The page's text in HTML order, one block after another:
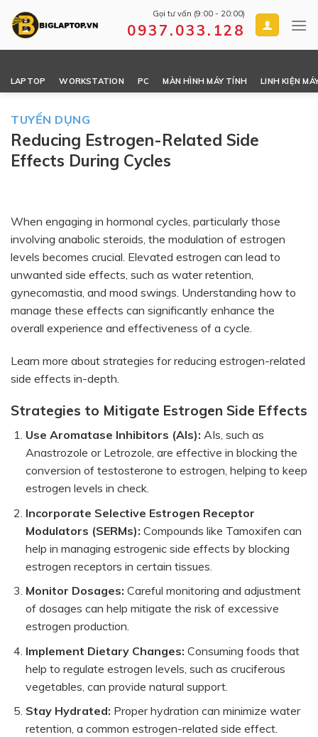
Gọi tư vấn (9:00 - 20:00)
0937.033.128
LAPTOP WORKSTATION PC MÀN HÌNH MÁY TÍNH LINH KIỆN
TUYỂN DỤNG
Reducing Estrogen-Related Side
Effects During Cycles
When engaging in hormonal cycles, particularly those
involving anabolic steroids, the modulation of estrogen
levels becomes crucial. Elevated estrogen can lead to
unwanted side effects, such as water retention,
gynecomastia, and mood swings. Understanding how to
manage these effects can significantly enhance the
overall experience and effectiveness of a cycle.
Learn more about strategies for reducing estrogen-related
side effects in-depth.
Strategies to Mitigate Estrogen Side Effects
Use Aromatase Inhibitors (AIs): AIs, such as
Anastrozole or Letrozole, are effective in blocking the
conversion of testosterone to estrogen, helping to keep
estrogen levels in check.
Incorporate Selective Estrogen Receptor
Modulators (SERMs): Compounds like Tamoxifen can
help in managing estrogenic side effects by blocking
estrogen receptors in certain tissues.
Monitor Dosages: Careful monitoring and adjustment
of dosages can help mitigate the risk of excessive
estrogen production.
Implement Dietary Changes: Consuming foods that
help to regulate estrogen levels, such as cruciferous
vegetables, can provide natural support.
Stay Hydrated: Proper hydration can minimize water
retention, a common estrogen-related side effect.